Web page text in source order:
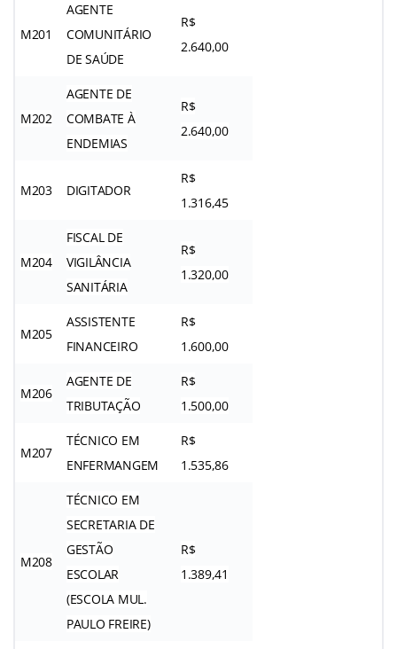
M201
AGENTE
COMUNITÁRIO
DE SAÚDE
R$
2.640,00
M202
AGENTE DE
COMBATE À
ENDEMIAS
R$
2.640,00
M203 DIGITADOR
R$
1.316,45
M204
FISCAL DE
VIGILÂNCIA
SANITÁRIA
R$
1.320,00
M205
ASSISTENTE
FINANCEIRO
R$
1.600,00
M206
AGENTE DE
TRIBUTAÇÃO
R$
1.500,00
M207
TÉCNICO EM
ENFERMANGEM
R$
1.535,86
M208
TÉCNICO EM
SECRETARIA DE
GESTÃO
ESCOLAR
(ESCOLA MUL.
PAULO FREIRE)
R$
1.389,41